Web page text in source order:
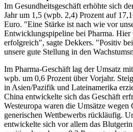
Im Gesundheitsgeschäft erhöhte sich
Jahr um 1,5 (wpb. 2,4) Prozent auf
Euro. "Eine Stärke ist nach wie vor
Entwicklungspipeline bei Pharma. Hier
erfolgreich", sagte Dekkers. "Positiv bei
unsere gute Stellung in den
Im Pharma-Geschäft lag der Umsatz
wpb. um 0,6 Prozent über Vorjahr.
in Asien/Pazifik und Lateinamerika
China entwickelte sich das Geschäft
Westeuropa waren die Umsätze wegen
generischen Wettbewerbs rückläufig.
entwickelte sich vor allem das